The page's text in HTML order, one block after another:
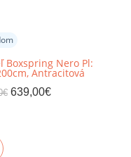
Boxspring Nero Pl:
Antracitová
€ 639,00€